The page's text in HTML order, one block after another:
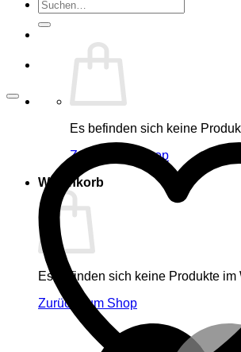
Suche
nach:
Es befinden sich keine
Zurück zum Shop
Warenkorb
Es befinden sich keine Produkte im
Zurück zum Shop